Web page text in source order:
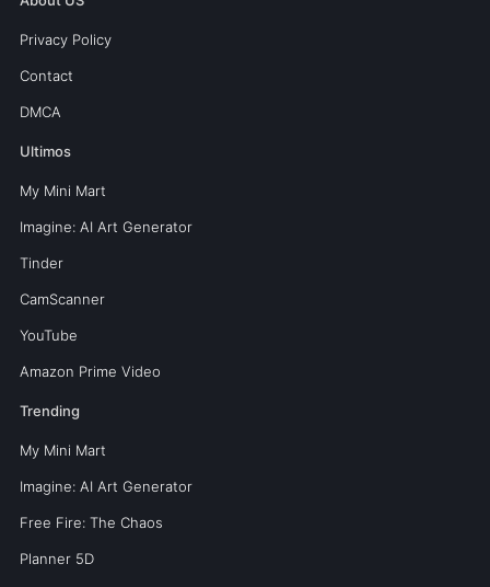
Privacy Policy
Contact
DMCA
Ultimos
My Mini Mart
Imagine: AI Art Generator
Tinder
CamScanner
YouTube
Amazon Prime Video
Trending
My Mini Mart
Imagine: AI Art Generator
Free Fire: The Chaos
Planner 5D